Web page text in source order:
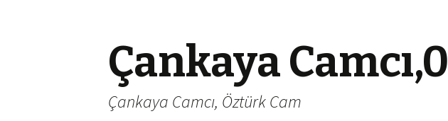
Çankaya
Çankaya Camcı, Öztürk Cam